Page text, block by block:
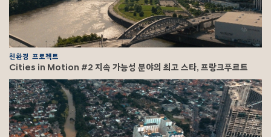
친환경 프로젝트
Cities in Motion #2 지속 가능성 분야의 최고 스타, 프랑크푸르트